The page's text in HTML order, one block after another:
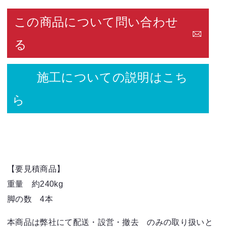
この商品について問い合わせ
る
施工についての説明はこち
ら
【要見積商品】
重量 約240kg
脚の数 4本
本商品は弊社にて配送・設営・撤去 のみの取り扱いと